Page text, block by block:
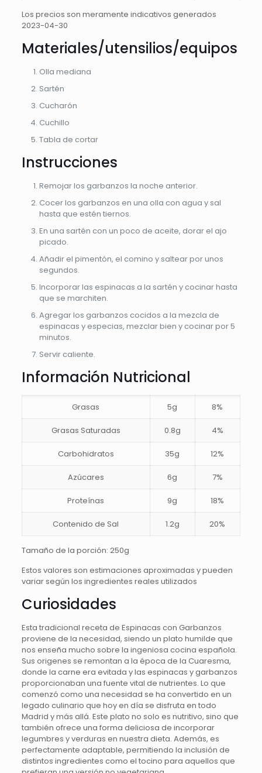
Los precios son meramente indicativos generados
2023-04-30
Materiales/utensilios/equipos
Olla mediana
Sartén
Cucharón
Cuchillo
Tabla de cortar
Instrucciones
Remojar los garbanzos la noche anterior.
Cocer los garbanzos en una olla con agua y sal
hasta que estén tiernos.
En una sartén con un poco de aceite, dorar el ajo
picado.
Añadir el pimentón, el comino y saltear por unos
segundos.
Incorporar las espinacas a la sartén y cocinar hasta
que se marchiten.
Agregar los garbanzos cocidos a la mezcla de
espinacas y especias, mezclar bien y cocinar por 5
minutos.
Servir caliente.
Información Nutricional
Grasas 5g 8%
Grasas Saturadas 0.8g 4%
Carbohidratos 35g 12%
Azúcares 6g 7%
Proteínas 9g 18%
Contenido de Sal 1.2g 20%
Tamaño de la porción: 250g
Estos valores son estimaciones aproximadas y pueden
variar según los ingredientes reales utilizados
Curiosidades
Esta tradicional receta de Espinacas con Garbanzos
proviene de la necesidad, siendo un plato humilde que
nos enseña mucho sobre la ingeniosa cocina española.
Sus origenes se remontan a la época de la Cuaresma,
donde la carne era evitada y las espinacas y garbanzos
proporcionaban una fuente vital de nutrientes. Lo que
comenzó como una necesidad se ha convertido en un
legado culinario que hoy en día se disfruta en todo
Madrid y más allá. Este plato no solo es nutritivo, sino que
también ofrece una forma deliciosa de incorporar
legumbres y verduras en nuestra dieta. Además, es
perfectamente adaptable, permitiendo la inclusión de
distintos ingredientes como el tocino para aquellos que